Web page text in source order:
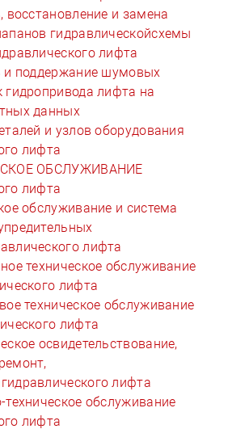
восстановление и замена
гидравлическойсхемы
лифта
и поддержание шумовых
гидропривода лифта на
данных
и узлов оборудования
лифта
ОБСЛУЖИВАНИЕ
лифта
обслуживание и система
лифта
техническое обслуживание
лифта
техническое обслуживание
лифта
освидетельствование,
лифта
обслуживание
лифта